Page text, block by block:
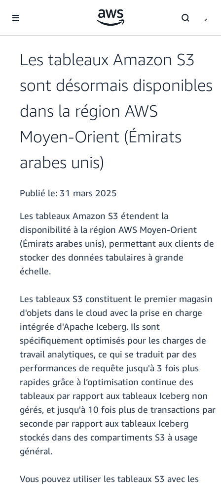
Les tableaux Amazon S3
sont désormais disponibles
dans la région AWS
Moyen-Orient (Émirats
arabes unis)
Publié le: 31 mars 2025
Les tableaux Amazon S3 étendent la
disponibilité à la région AWS Moyen-Orient
(Émirats arabes unis), permettant aux clients de
stocker des données tabulaires à grande
échelle.
Les tableaux S3 constituent le premier magasin
d'objets dans le cloud avec la prise en charge
intégrée d'Apache Iceberg. Ils sont
spécifiquement optimisés pour les charges de
travail analytiques, ce qui se traduit par des
performances de requête jusqu'à 3 fois plus
rapides grâce à l’optimisation continue des
tableaux par rapport aux tableaux Iceberg non
gérés, et jusqu'à 10 fois plus de transactions par
seconde par rapport aux tableaux Iceberg
stockés dans des compartiments S3 à usage
général.
Vous pouvez utiliser les tableaux S3 avec les